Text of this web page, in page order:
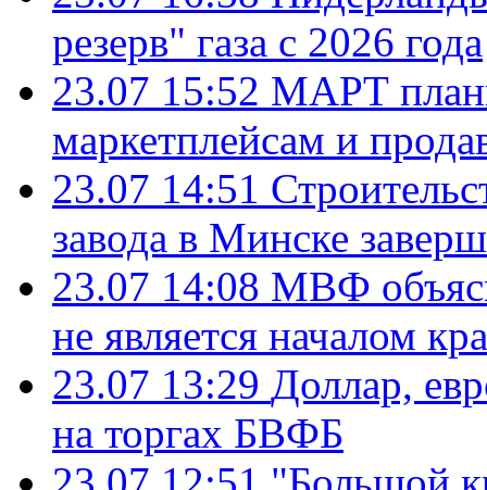
резерв" газа с 2026 года
23.07 15:52 МАРТ
маркетплейсам и
23.07 14:51
завода в Минске
23.07 14:08 МВФ
не является началом
23.07 13:29 Доллар,
на торгах БВФБ